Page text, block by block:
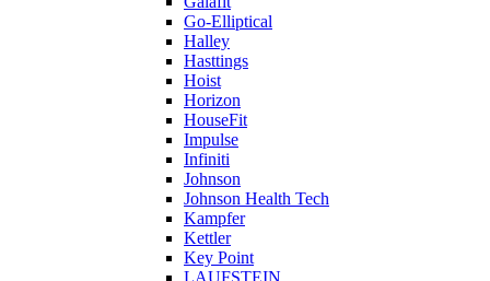
Go-Elliptical
Halley
Hasttings
Hoist
Horizon
HouseFit
Impulse
Infiniti
Johnson
Johnson Health Tech
Kampfer
Kettler
Key Point
LAUFSTEIN